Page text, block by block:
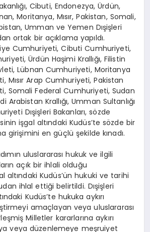
Cibuti, Endonezya, Ürdün,
Moritanya, Mısır, Pakistan, Somali,
Umman ve Yemen Dışişleri
ortak bir açıklama yapıldı.
Cumhuriyeti, Cibuti Cumhuriyeti,
Ürdün Haşimi Krallığı, Filistin
Lübnan Cumhuriyeti, Moritanya
Mısır Arap Cumhuriyeti, Pakistan
Somali Federal Cumhuriyeti, Sudan
Arabistan Krallığı, Umman Sultanlığı
Dışişleri Bakanları, sözde
işgal altındaki Kudüs’te sözde bir
girişimini en güçlü şekilde kınadı.
uluslararası hukuk ve ilgili
açık bir ihlali olduğu
altındaki Kudüs’ün hukuki ve tarihi
ihlal ettiği belirtildi. Dışişleri
Kudüs’te hukuka aykırı
amaçlayan veya uluslararası
Milletler kararlarına aykırı
veya düzenlemeye meşruiyet